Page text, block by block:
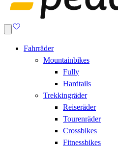
Fahrräder
Mountainbikes
Fully
Hardtails
Trekkingräder
Reiseräder
Tourenräder
Crossbikes
Fitnessbikes